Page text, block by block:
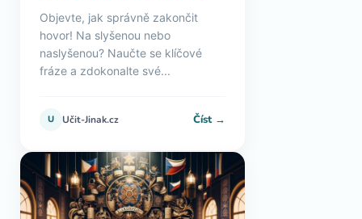
Objevte, jak správně zakončit
hovor! Na slyšenou nebo
naslyšenou? Naučte se klíčové
fráze a zdokonalte své...
U Učit-Jinak.cz Číst →